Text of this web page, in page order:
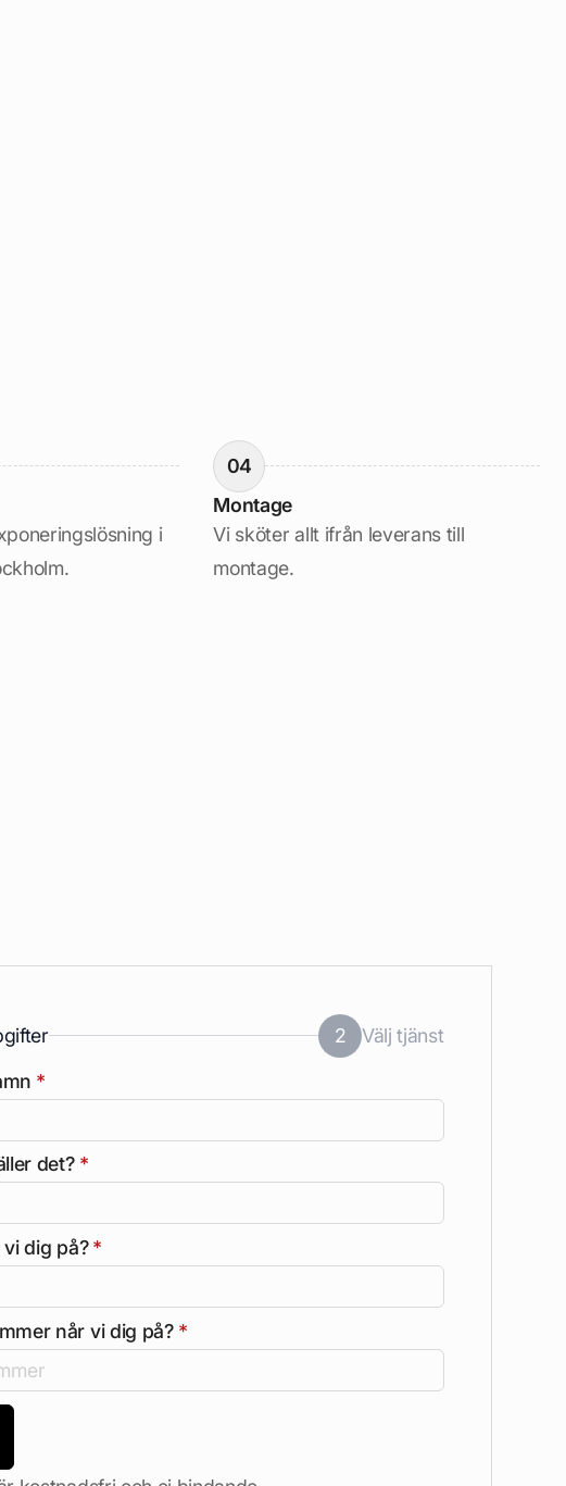
i
04
Montage
Vi sköter allt ifrån leverans till
montage.
2
Välj tjänst
*
det? *
dig på? *
når vi dig på? *